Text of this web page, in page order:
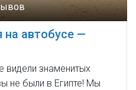
на автобусе —
видели знаменитых
не были в Египте! Мы